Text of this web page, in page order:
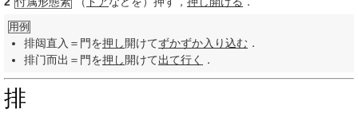
用例
排闼直入＝門を押し 開けてずかずか入り込む ．
排门而出＝門を押し 開けて出て行く ．
排